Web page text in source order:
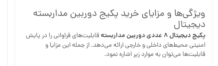
ویژگی‌ها و مزایای خرید پکیج دوربین مداربسته
دیجیتال
پکیج دیجیتال ۸ عددی دوربین مداربسته
قابلیت‌های فراوانی را در پایش
امنیتی محیط‌های داخلی و خارجی ارائه می‌دهد. از جمله این مزایا و
قابلیت‌ها می‌توان به موارد زیر اشاره نمود.